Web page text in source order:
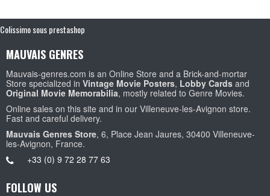
Colissimo sous prestashop
MAUVAIS GENRES
Mauvais-genres.com is an Online Store and a Brick-and-mortar
Store specialized in Vintage Movie Posters, Lobby Cards and
Original Movie Memorabilia, mostly related to Genre Movies.
Online sales on this site and in our Villeneuve-les-Avignon store.
Fast and careful delivery.
Mauvais Genres Store, 6, Place Jean Jaures, 30400 Villeneuve-
les-Avignon, France.
+33 (0) 9 72 28 77 63
FOLLOW US